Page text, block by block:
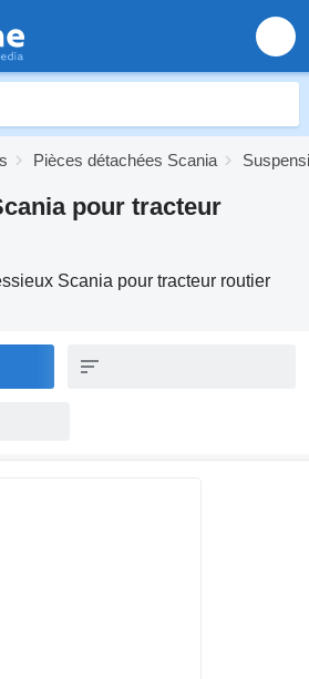
Pièces détachées Scania
pour tracteur
Scania pour tracteur routier